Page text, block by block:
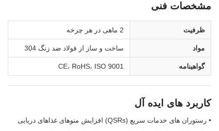
مشخصات فنی
ظرفیت 2 ماهی در هر چرخه
مواد ساخت و ساز از فولاد ضد زنگ 304
گواهینامه CE، RoHS، ISO 9001
کاربرد های ایده آل
• رستوران های خدمات سریع (QSRs) افزایش منوهای غذاهای دریایی